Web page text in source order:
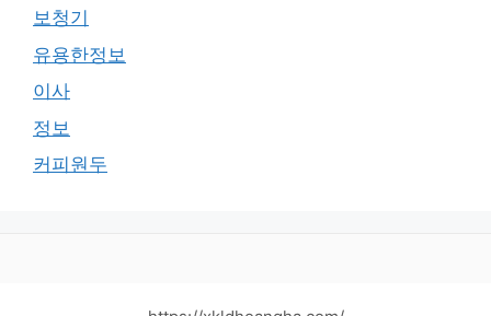
보청기
유용한정보
이사
정보
커피원두